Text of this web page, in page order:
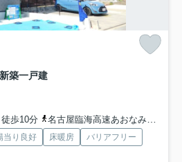
築一戸建
歩10分
名古屋臨海高速あおなみ線「ささしまライブ」駅 徒歩14分
当り良好 床暖房
バリアフリー